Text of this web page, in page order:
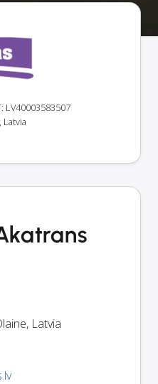
LV40003583507
Latvia
, Latvia